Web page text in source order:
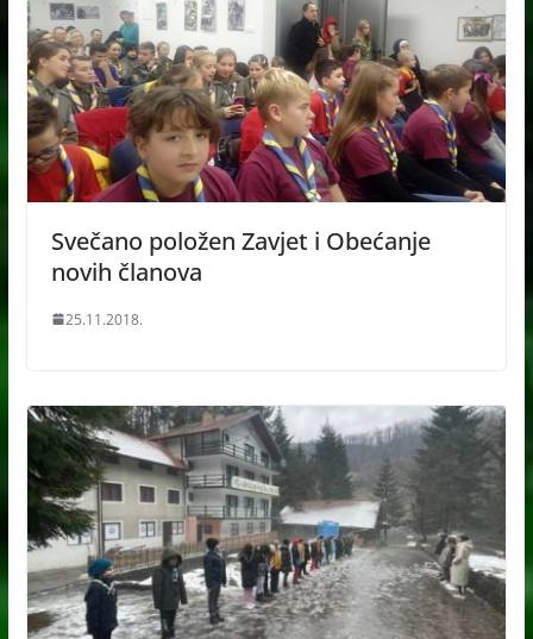
Svečano položen Zavjet i Obećanje
novih članova
25.11.2018.